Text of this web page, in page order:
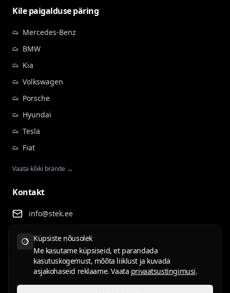
Kile paigalduse päring
Mercedes-Benz
BMW
Kia
Volkswagen
Porsche
Hyundai
Tesla
Fiat
Vaata kõiki brände →
Kontakt
info@stek.ee
+372 555 81 911
Rehepapi tee 4, Tartu
Küpsiste nõusolek
Me kasutame küpsiseid, et parandada
kasutuskogemust, mõõta liiklust ja kuvada
asjakohaseid reklaame. Vaata privaatsustingimusi.